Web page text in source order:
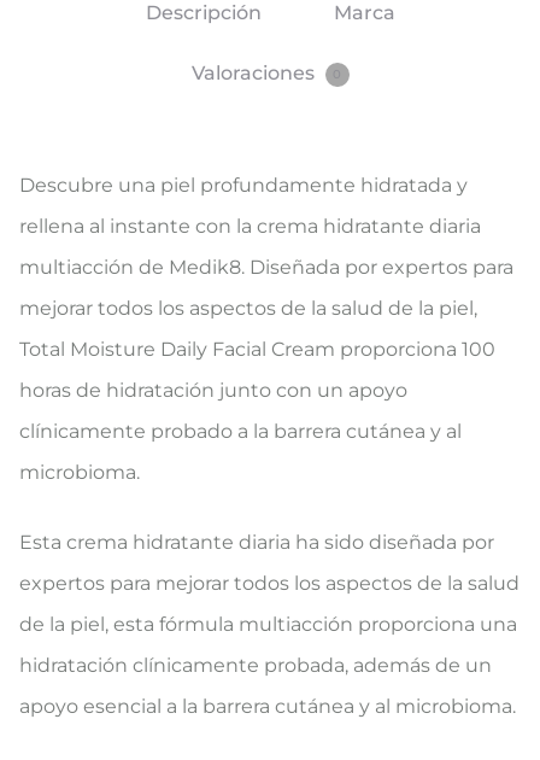
Descripción Marca
Valoraciones
Descubre una piel profundamente hidratada y
rellena al instante con la crema hidratante diaria
multiacción de Medik8. Diseñada por expertos para
mejorar todos los aspectos de la salud de la piel,
Total Moisture Daily Facial Cream proporciona 100
horas de hidratación junto con un apoyo
clínicamente probado a la barrera cutánea y al
microbioma.
Esta crema hidratante diaria ha sido diseñada por
expertos para mejorar todos los aspectos de la salud
de la piel, esta fórmula multiacción proporciona una
hidratación clínicamente probada, además de un
apoyo esencial a la barrera cutánea y al microbioma.